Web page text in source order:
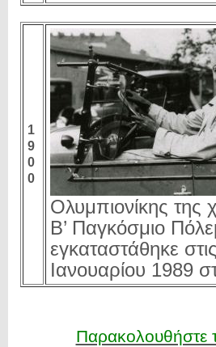
1
9
0
0
Ολυμπιονίκης
Β’ Παγκόσμιο
εγκαταστάθηκε
Ιανουαρίου 1989
Παρακολουθήστε